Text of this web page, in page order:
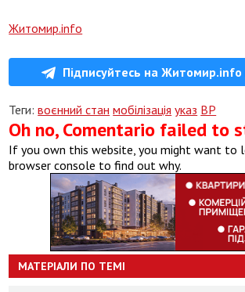
Житомир.info
Підписуйтесь на
Теги:воєнний стан мобілізація указ ВР
Oh no, Comentario failed to
If you own this website, you might want to
browser console to find out why.
МАТЕРІАЛИ ПО ТЕМІ